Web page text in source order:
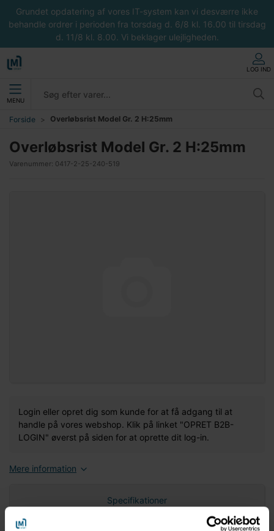
Grundet opdatering af vores IT-system kan vi desværre ikke
behandle ordrer i perioden fra torsdag d. 6/8 kl. 16.00 til tirsdag
d. 11/8 kl. 8.00. Vi beklager ulejligheden.
LOG IND
MENU
Forside Overløbsrist Model Gr. 2 H:25mm
Overløbsrist Model Gr. 2 H:25mm
Varenummer: 0417-2-25-240-519
Login eller opret dig som kunde for at få adgang til at
handle på vores webshop. Klik på linket "OPRET B2B-
LOGIN" øverst på siden for at oprette dit log-in.
Mere information
Specifikationer